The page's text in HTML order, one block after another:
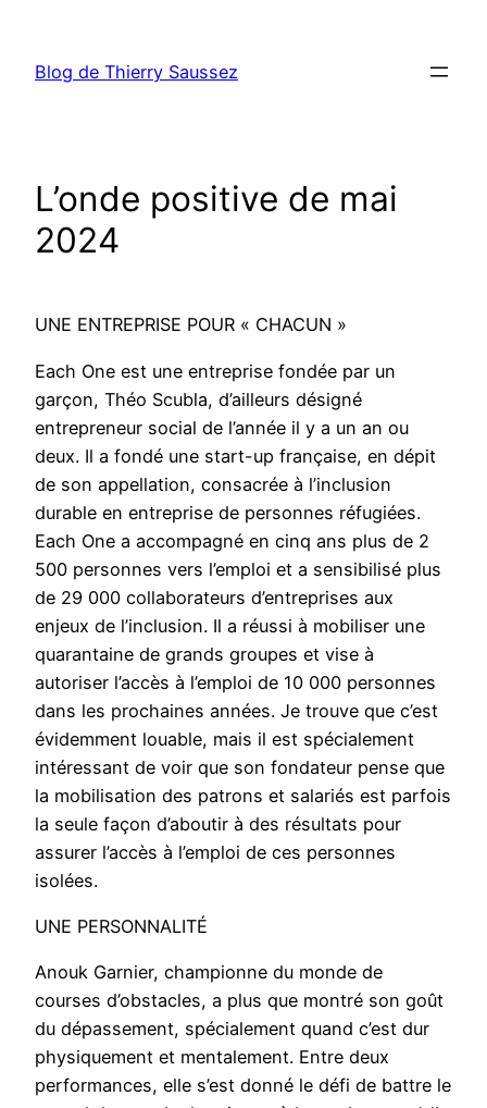
contenu
Blog de Thierry Saussez
L’onde positive de mai
2024
UNE ENTREPRISE POUR « CHACUN »
Each One est une entreprise fondée par un
garçon, Théo Scubla, d’ailleurs désigné
entrepreneur social de l’année il y a un an ou
deux. Il a fondé une start-up française, en dépit
de son appellation, consacrée à l’inclusion
durable en entreprise de personnes réfugiées.
Each One a accompagné en cinq ans plus de 2
500 personnes vers l’emploi et a sensibilisé plus
de 29 000 collaborateurs d’entreprises aux
enjeux de l’inclusion. Il a réussi à mobiliser une
quarantaine de grands groupes et vise à
autoriser l’accès à l’emploi de 10 000 personnes
dans les prochaines années. Je trouve que c’est
évidemment louable, mais il est spécialement
intéressant de voir que son fondateur pense que
la mobilisation des patrons et salariés est parfois
la seule façon d’aboutir à des résultats pour
assurer l’accès à l’emploi de ces personnes
isolées.
UNE PERSONNALITÉ
Anouk Garnier, championne du monde de
courses d’obstacles, a plus que montré son goût
du dépassement, spécialement quand c’est dur
physiquement et mentalement. Entre deux
performances, elle s’est donné le défi de battre le